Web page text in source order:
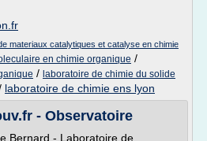
materiaux catalytiques et catalyse en chimie
en chimie organique /
/ laboratoire de chimie du solide
laboratoire de chimie ens lyon
- Observatoire
Bernard - Laboratoire de